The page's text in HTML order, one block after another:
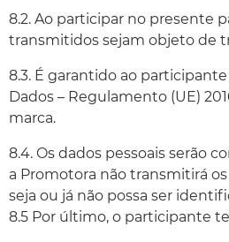
8.2. Ao participar no presente
transmitidos sejam objeto de
8.3. É garantido ao
Dados – Regulamento (UE)
marca.
8.4. Os dados pessoais serão
a Promotora não transmitirá
seja ou já não possa ser
8.5 Por último, o participante